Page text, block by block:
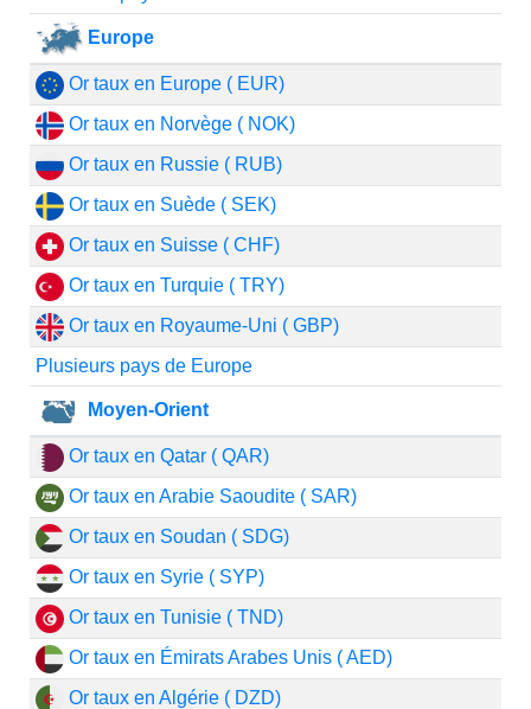
Europe
Or taux en Europe ( EUR)
Or taux en Norvège ( NOK)
Or taux en Russie ( RUB)
Or taux en Suède ( SEK)
Or taux en Suisse ( CHF)
Or taux en Turquie ( TRY)
Or taux en Royaume-Uni ( GBP)
Plusieurs pays de Europe
Moyen-Orient
Or taux en Qatar ( QAR)
Or taux en Arabie Saoudite ( SAR)
Or taux en Soudan ( SDG)
Or taux en Syrie ( SYP)
Or taux en Tunisie ( TND)
Or taux en Émirats Arabes Unis ( AED)
Or taux en Algérie ( DZD)